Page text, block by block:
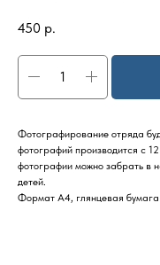
450 р.
Фотографирование отряда
фотографий производится с
фотографии можно забрать в
детей.
Формат А4, глянцевая бумага